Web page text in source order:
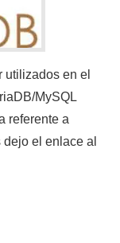
utilizados en el
MySQL
referente a
el enlace al